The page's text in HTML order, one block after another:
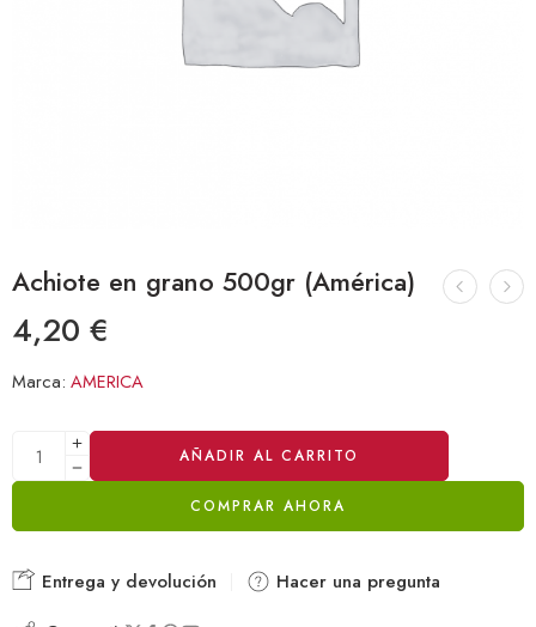
Achiote en grano 500gr (América)
4,20 €
Marca: AMERICA
AÑADIR AL CARRITO
COMPRAR AHORA
Alternative:
Entrega y devolución Hacer una pregunta